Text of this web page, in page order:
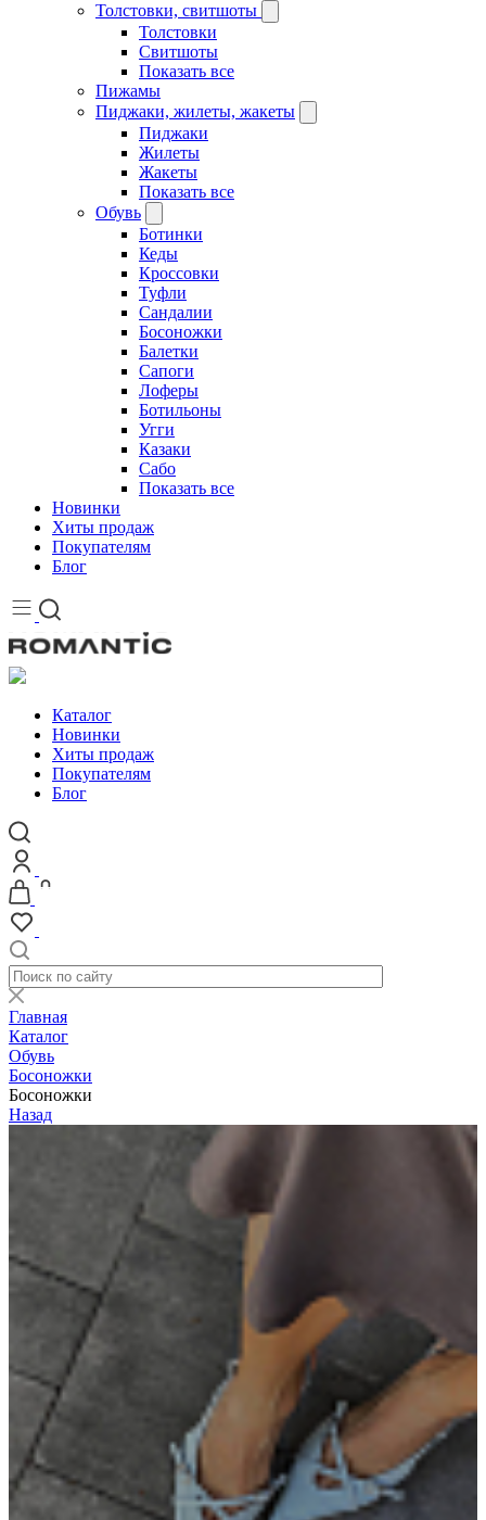
Толстовки, свитшоты
Толстовки
Свитшоты
Показать все
Пижамы
Пиджаки, жилеты, жакеты
Пиджаки
Жилеты
Жакеты
Показать все
Обувь
Ботинки
Кеды
Кроссовки
Туфли
Сандалии
Босоножки
Балетки
Сапоги
Лоферы
Ботильоны
Угги
Казаки
Сабо
Показать все
Новинки
Хиты продаж
Покупателям
Блог
Каталог
Новинки
Хиты продаж
Покупателям
Блог
Главная
Каталог
Обувь
Босоножки
Босоножки
Назад